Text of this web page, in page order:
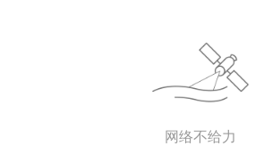
网络不给力